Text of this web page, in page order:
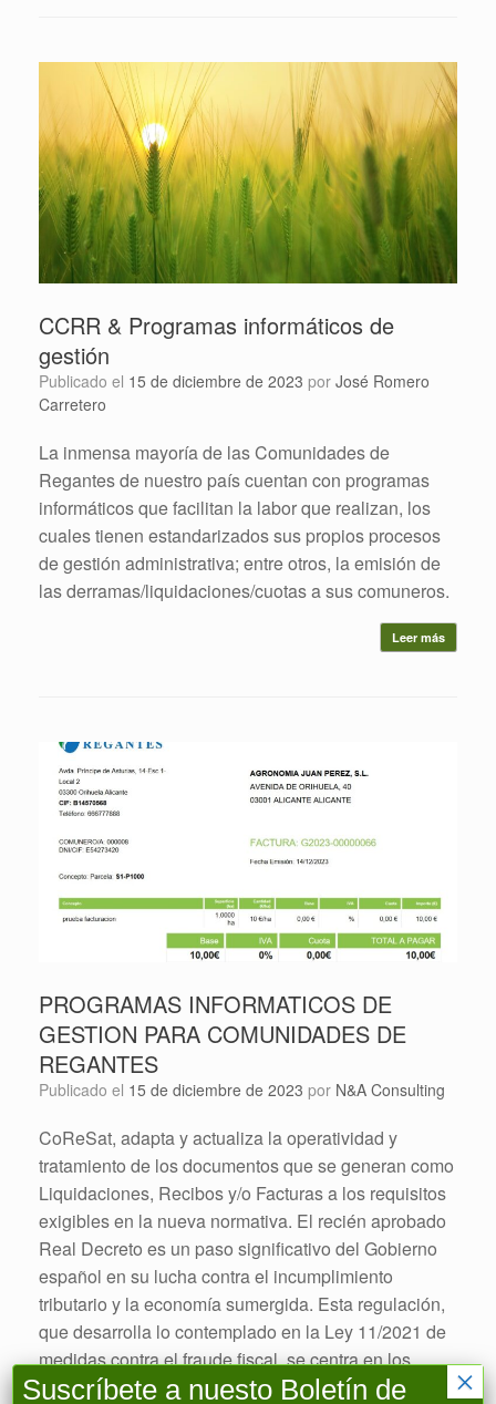
CCRR & Programas informáticos de
gestión
Publicado el 15 de diciembre de 2023 por José Romero
Carretero
La inmensa mayoría de las Comunidades de
Regantes de nuestro país cuentan con programas
informáticos que facilitan la labor que realizan, los
cuales tienen estandarizados sus propios procesos
de gestión administrativa; entre otros, la emisión de
las derramas/liquidaciones/cuotas a sus comuneros.
Leer más
PROGRAMAS INFORMATICOS DE
GESTION PARA COMUNIDADES DE
REGANTES
Publicado el 15 de diciembre de 2023 por N&A Consulting
CoReSat, adapta y actualiza la operatividad y
tratamiento de los documentos que se generan como
Liquidaciones, Recibos y/o Facturas a los requisitos
exigibles en la nueva normativa. El recién aprobado
Real Decreto es un paso significativo del Gobierno
español en su lucha contra el incumplimiento
tributario y la economía sumergida. Esta regulación,
que desarrolla lo contemplado en la Ley 11/2021 de
medidas contra el fraude fiscal, se centra en los
requisitos para los sistemas y programas
Suscríbete a nuesto Boletín de ×